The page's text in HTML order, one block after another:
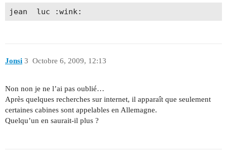
Jonsi Octobre 6, 2009, 12:13
3
Non non je ne l’ai pas oublié…
Après quelques recherches sur internet, il apparaît que seulement
certaines cabines sont appelables en Allemagne.
Quelqu’un en saurait-il plus ?